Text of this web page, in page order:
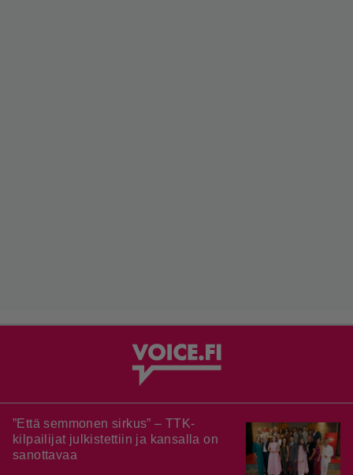
”Että semmonen sirkus” – TTK-
kilpailijat julkistettiin ja kansalla on
sanottavaa